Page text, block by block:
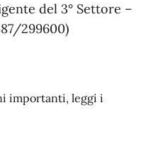
del 3° Settore –
299600)
importanti, leggi i